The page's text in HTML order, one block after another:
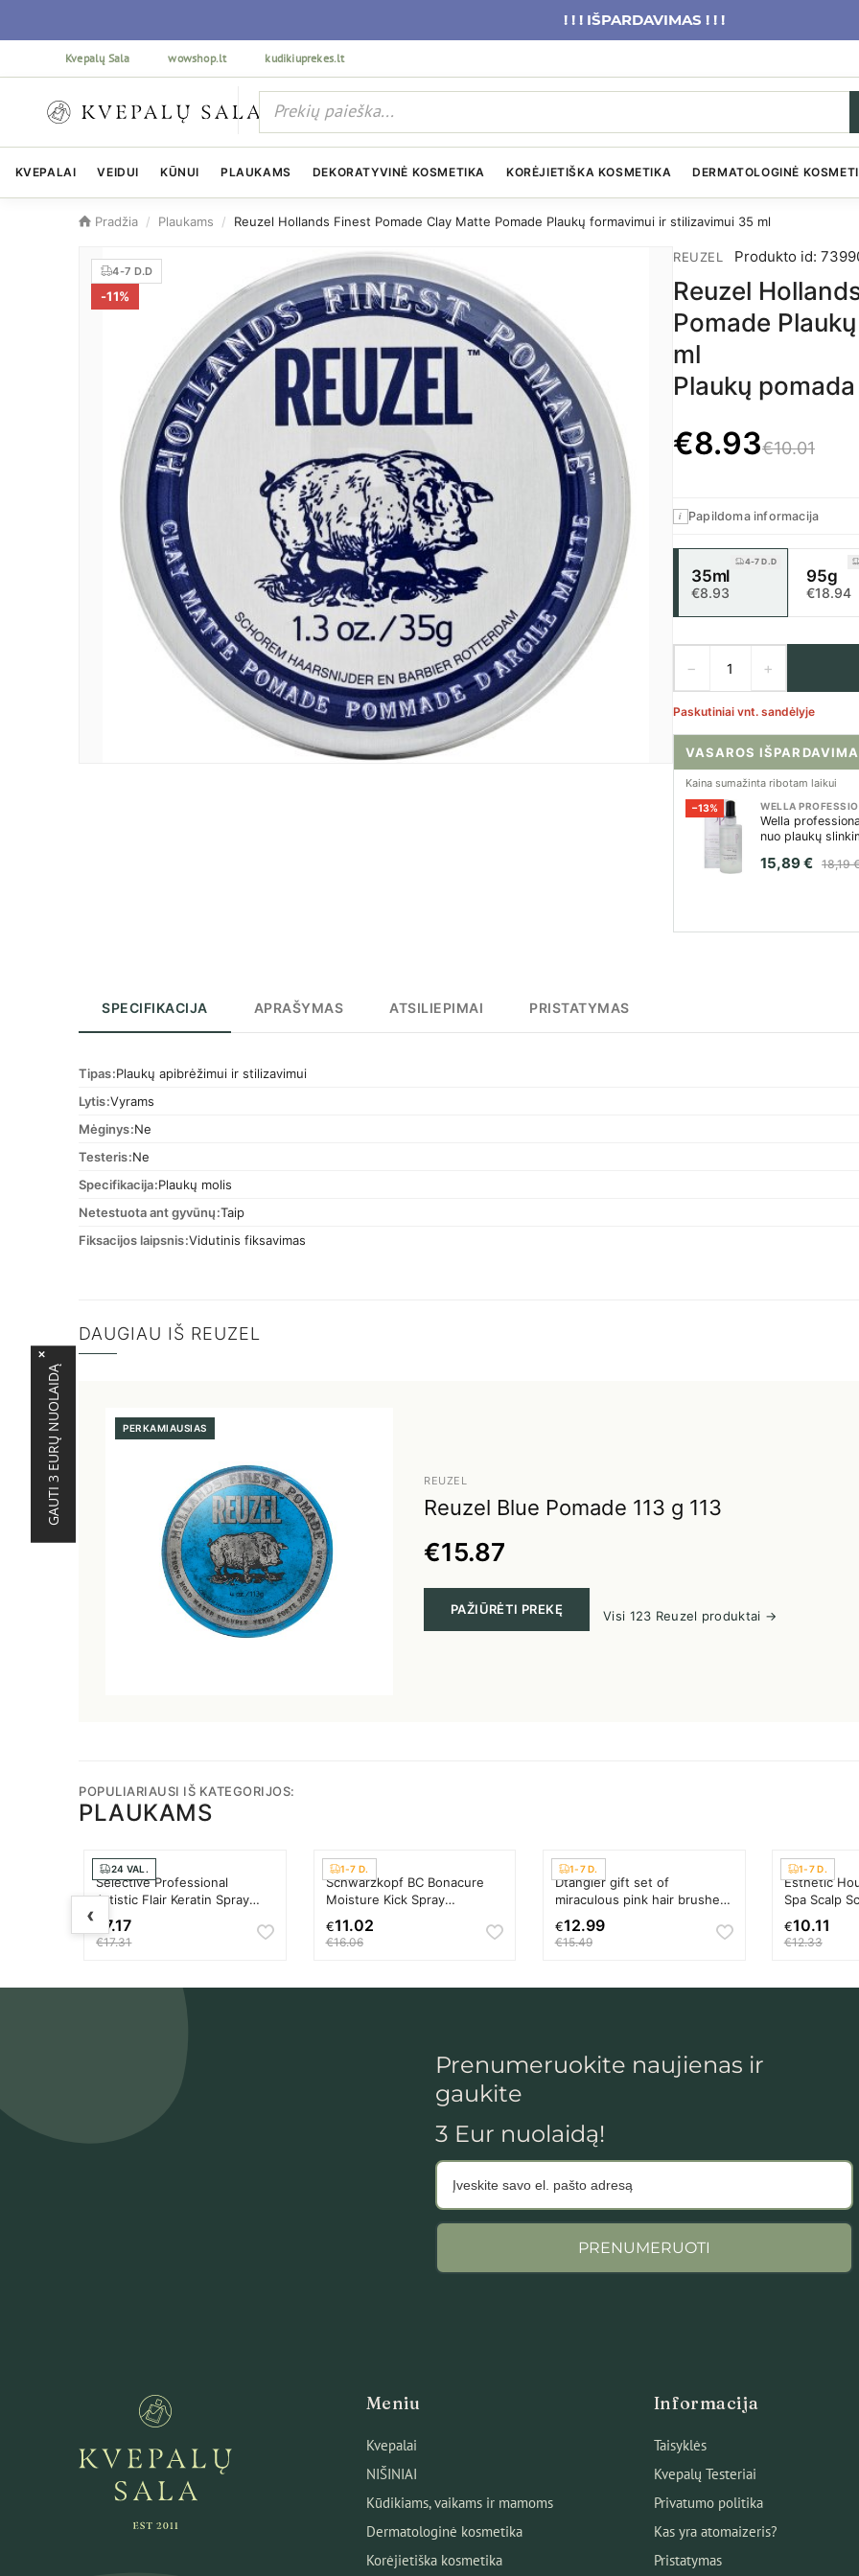
! ! ! IŠPARDAVIMAS ! ! !
Kvepalų Sala wowshop.lt kudikiuprekes.lt
KVEPALAI VEIDUI KŪNUI PLAUKAMS DEKORATYVINĖ KOSMETIKA KORĖJIETIŠKA KOSMETIKA DERMATOLOGINĖ
Pradžia / Plaukams / Reuzel Hollands Finest Pomade Clay Matte Pomade Plaukų formavimui ir stilizavimui 35 ml
4-7 D.D
-11%
REUZEL Produkto id:
Reuzel
Pomade
ml
Plaukų pomada
€8.93€10.01
i Papildoma informacija
35ml
€8.93
4-7 D.D
95g
€18.94
− +
Paskutiniai vnt. sandėlyje
VASAROS
Kaina sumažinta ribotam laikui
−13% WELLA
Wella
nuo plaukų
15,89 € 18,19
SPECIFIKACIJA APRAŠYMAS ATSILIEPIMAI PRISTATYMAS
Tipas Plaukų apibrėžimui ir stilizavimui
Lytis Vyrams
Mėginys Ne
Testeris Ne
Specifikacija Plaukų molis
Netestuota ant gyvūnų Taip
Fiksacijos laipsnis Vidutinis fiksavimas
DAUGIAU IŠ REUZEL
PERKAMIAUSIAS
REUZEL
Reuzel Blue Pomade 113 g 113
€15.87
PAŽIŪRĖTI PREKĘ Visi 123 Reuzel produktai →
POPULIARIAUSI IŠ KATEGORIJOS:
PLAUKAMS
24 VAL.
Selective Professional
Artistic Flair Keratin Spray
Priemonė pažeistiems
plaukams Unisex
7.17
€17.31
1-7 D.
Schwarzkopf BC Bonacure
Moisture Kick Spray
Conditioner Nenuplaunama
plaukų priežiūros priemonė
Moterims
€11.02
€16.06
1-7 D.
Dtangler gift set of
miraculous pink hair brushes
Plaukų šepetys Plaukų
šukavimo įrankis Moterims
€12.99
€15.49
1-7 D.
Esthetic
Spa Scalp
kosmetika
šveitiklis
€10.11
€12.33
‹
Prenumeruokite naujienas ir
gaukite
3 Eur nuolaidą!
PRENUMERUOTI
Meniu
Kvepalai
NIŠINIAI
Kūdikiams, vaikams ir mamoms
Dermatologinė kosmetika
Korėjietiška kosmetika
Informacija
Taisyklės
Kvepalų Testeriai
Privatumo politika
Kas yra atomaizeris?
Pristatymas
produktus, paslaugas bei
pasiūlymus, kurie man
reklaminius bei su užsakymu susijusius
el. laiškus.